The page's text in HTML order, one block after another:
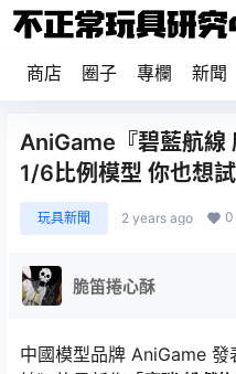
商店 圈子 專欄 新聞
AniGame『碧藍航線
1/6比例模型 你也想
玩具新聞 2 years ago 0
脆笛捲心酥
中國模型品牌 AniGame